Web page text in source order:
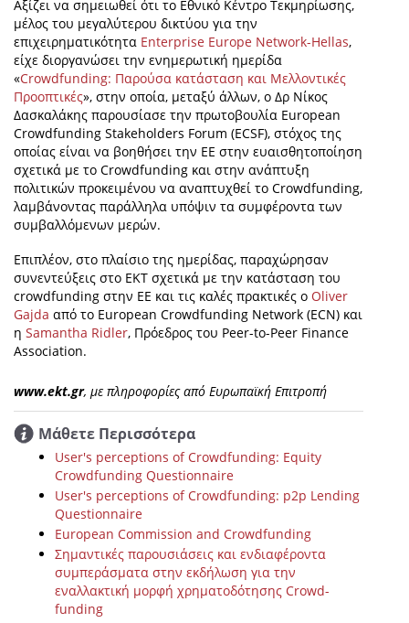
Αξίζει να σημειωθεί ότι το Εθνικό Κέντρο Τεκμηρίωσης,
μέλος του μεγαλύτερου δικτύου για την
επιχειρηματικότητα Enterprise Europe Network-Hellas,
είχε διοργανώσει την ενημερωτική ημερίδα
«Crowdfunding: Παρούσα κατάσταση και Μελλοντικές
Προοπτικές», στην οποία, μεταξύ άλλων, ο Δρ Νίκος
Δασκαλάκης παρουσίασε την πρωτοβουλία European
Crowdfunding Stakeholders Forum (ECSF), στόχος της
οποίας είναι να βοηθήσει την ΕΕ στην ευαισθητοποίηση
σχετικά με το Crowdfunding και στην ανάπτυξη
πολιτικών προκειμένου να αναπτυχθεί το Crowdfunding,
λαμβάνοντας παράλληλα υπόψιν τα συμφέροντα των
συμβαλλόμενων μερών.
Επιπλέον, στο πλαίσιο της ημερίδας, παραχώρησαν
συνεντεύξεις στο ΕΚΤ σχετικά με την κατάσταση του
crowdfunding στην ΕΕ και τις καλές πρακτικές ο Oliver
Gajda από το European Crowdfunding Network (ECN) και
η Samantha Ridler, Πρόεδρος του Peer-to-Peer Finance
Association.
www.ekt.gr, με πληροφορίες από Ευρωπαϊκή Επιτροπή
Μάθετε Περισσότερα
User's perceptions of Crowdfunding: Equity
Crowdfunding Questionnaire
User's perceptions of Crowdfunding: p2p Lending
Questionnaire
European Commission and Crowdfunding
Σημαντικές παρουσιάσεις και ενδιαφέροντα
συμπεράσματα στην εκδήλωση για την
εναλλακτική μορφή χρηματοδότησης Crowd-
funding